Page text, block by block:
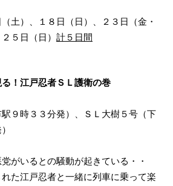
土）、１８日（日）、２３日（金・
５日（日） 計５日間
る！江戸忍者ＳＬ護衛の巻
９時３３分発）、ＳＬ大樹５号（下
がいるとの騒動が起きている・・
た江戸忍者と一緒に列車に乗って楽